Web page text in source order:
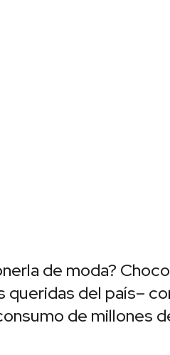
de moda?
queridas del país–
de millones